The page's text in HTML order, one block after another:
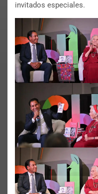
invitados especiales.